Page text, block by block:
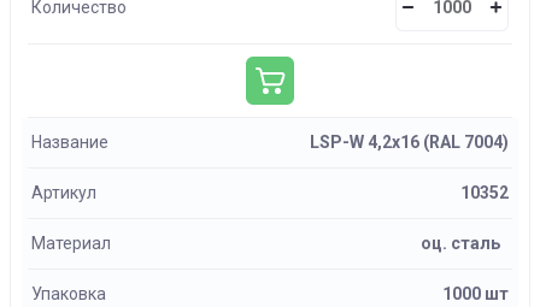
Количество
Название LSP-W 4,2х16 (RAL 7004)
Артикул 10352
Материал оц. сталь
Упаковка 1000 шт